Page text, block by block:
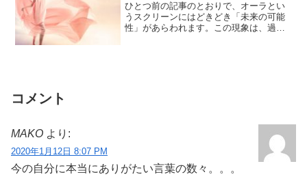
ひとつ前の記事のとおりで、オーラとい
うスクリーンにはどきどき「未来の可能
性」があらわれます。この現象は、過去
コメント
MAKO より:
2020年1月12日 8:07 PM
今の自分に本当にありがたい言葉の数々。。。